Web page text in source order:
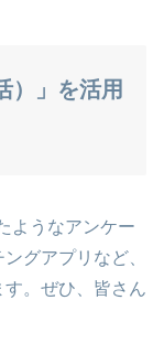
）」を活用
ようなアンケー
グアプリなど、
。ぜひ、皆さん